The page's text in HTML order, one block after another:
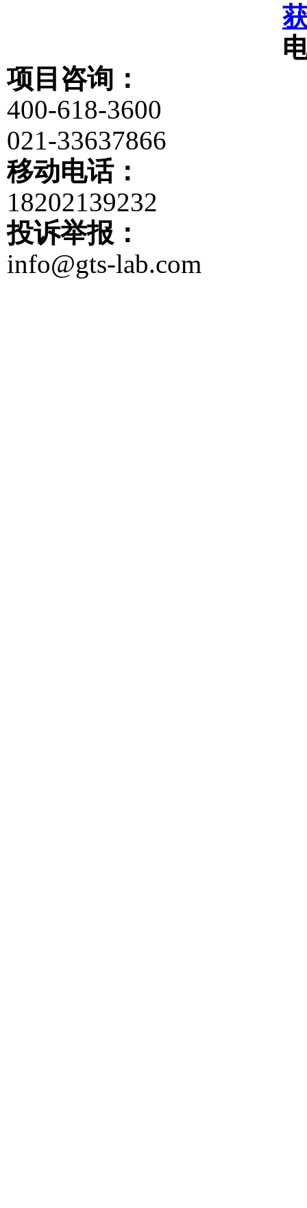
项目咨询：
400-618-3600
021-33637866
移动电话：
18202139232
投诉举报：
info@gts-lab.com